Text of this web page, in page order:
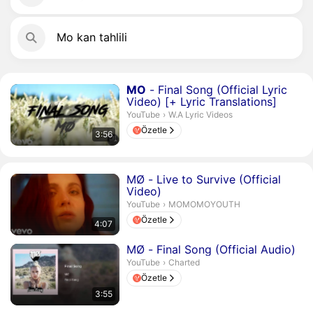
Mo kan tahlili
3:56
MO - Final Song (Official Lyric
Video) [+ Lyric Translations]
Süre 3 dakika 56 saniye
YouTube › W.A Lyric Videos.
W.A Lyric Videos
Özetle
4:07
MØ - Live to Survive (Official
Video)
Süre 4 dakika 7 saniye
YouTube › MOMOMOYOUTH.
MOMOMOYOUTH
Özetle
3:55
MØ - Final Song (Official Audio)
Süre 3 dakika 55 saniye
YouTube › Charted.
Charted
Özetle